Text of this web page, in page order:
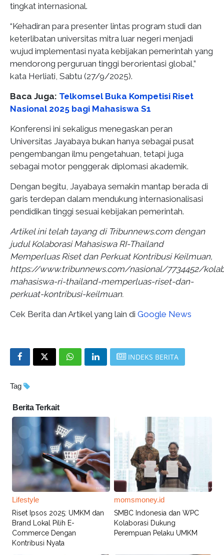
tingkat internasional.
“Kehadiran para presenter lintas program studi dan
keterlibatan universitas mitra luar negeri menjadi
wujud implementasi nyata kebijakan pemerintah yang
mendorong perguruan tinggi berorientasi global,”
kata Herliati, Sabtu (27/9/2025).
Baca Juga: Telkomsel Buka Kompetisi Riset
Nasional 2025 bagi Mahasiswa S1
Konferensi ini sekaligus menegaskan peran
Universitas Jayabaya bukan hanya sebagai pusat
pengembangan ilmu pengetahuan, tetapi juga
sebagai motor penggerak diplomasi akademik.
Dengan begitu, Jayabaya semakin mantap berada di
garis terdepan dalam mendukung internasionalisasi
pendidikan tinggi sesuai kebijakan pemerintah.
Artikel ini telah tayang di Tribunnews.com dengan
judul Kolaborasi Mahasiswa RI-Thailand
Memperluas Riset dan Perkuat Kontribusi Keilmuan,
https://www.tribunnews.com/nasional/7734452/
mahasiswa-ri-thailand-memperluas-riset-dan-
perkuat-kontribusi-keilmuan.
Cek Berita dan Artikel yang lain di Google News
INDEKS BERITA
Tag
Berita Terkait
Lifestyle
Riset Ipsos 2025: UMKM dan
Brand Lokal Pilih E-
Commerce Dengan
Kontribusi Nyata
momsmoney.id
SMBC Indonesia dan WPC
Kolaborasi Dukung
Perempuan Pelaku UMKM